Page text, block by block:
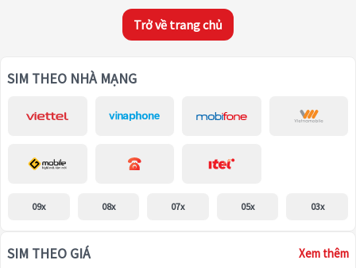
Trở về trang chủ
SIM THEO NHÀ MẠNG
09x 08x 07x 05x 03x
SIM THEO GIÁ Xem thêm